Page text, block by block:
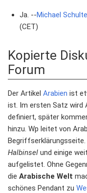
Ja. --Michael Schulte
(CET)
Kopierte
Forum
Der Artikel Arabien ist
ist. Im ersten Satz wird
definiert, später
hinzu. Wp leitet von
Halbinsel und einige
aufgelistet. Ohne
die Arabische Welt
schönes Pendant zu